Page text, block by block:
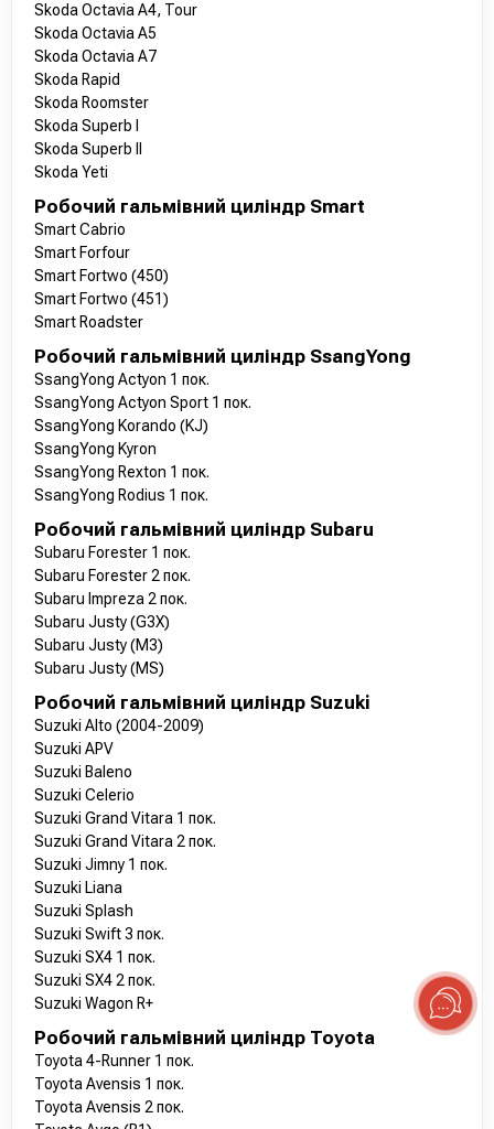
Skoda Octavia A4, Tour
Skoda Octavia A5
Skoda Octavia A7
Skoda Rapid
Skoda Roomster
Skoda Superb I
Skoda Superb II
Skoda Yeti
Робочий гальмівний циліндр Smart
Smart Cabrio
Smart Forfour
Smart Fortwo (450)
Smart Fortwo (451)
Smart Roadster
Робочий гальмівний циліндр SsangYong
SsangYong Actyon 1 пок.
SsangYong Actyon Sport 1 пок.
SsangYong Korando (KJ)
SsangYong Kyron
SsangYong Rexton 1 пок.
SsangYong Rodius 1 пок.
Робочий гальмівний циліндр Subaru
Subaru Forester 1 пок.
Subaru Forester 2 пок.
Subaru Impreza 2 пок.
Subaru Justy (G3X)
Subaru Justy (M3)
Subaru Justy (MS)
Робочий гальмівний циліндр Suzuki
Suzuki Alto (2004-2009)
Suzuki APV
Suzuki Baleno
Suzuki Celerio
Suzuki Grand Vitara 1 пок.
Suzuki Grand Vitara 2 пок.
Suzuki Jimny 1 пок.
Suzuki Liana
Suzuki Splash
Suzuki Swift 3 пок.
Suzuki SX4 1 пок.
Suzuki SX4 2 пок.
Suzuki Wagon R+
Робочий гальмівний циліндр Toyota
Toyota 4-Runner 1 пок.
Toyota Avensis 1 пок.
Toyota Avensis 2 пок.